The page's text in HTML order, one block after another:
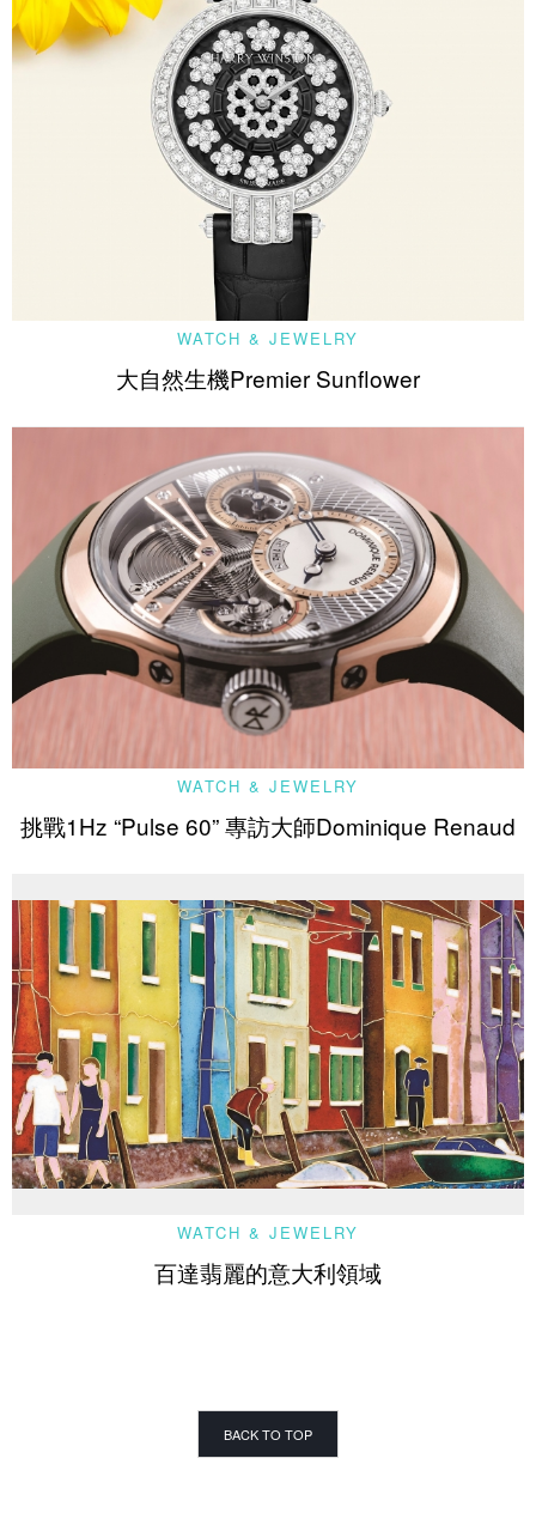
WATCH & JEWELRY
大自然生機Premier Sunflower
WATCH & JEWELRY
挑戰1Hz “Pulse 60” 專訪大師Dominique Renaud
WATCH & JEWELRY
百達翡麗的意大利領域
BACK TO TOP